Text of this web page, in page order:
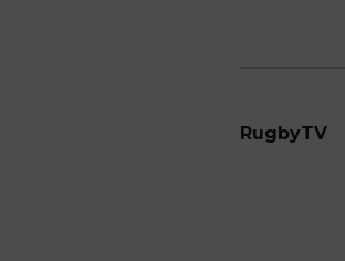
RugbyTV